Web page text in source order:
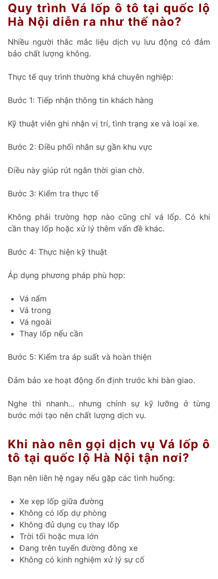
Quy trình Vá lốp ô tô tại quốc lộ
Hà Nội diễn ra như thế nào?
Nhiều người thắc mắc liệu dịch vụ lưu động có đảm
bảo chất lượng không.
Thực tế quy trình thường khá chuyên nghiệp:
Bước 1: Tiếp nhận thông tin khách hàng
Kỹ thuật viên ghi nhận vị trí, tình trạng xe và loại xe.
Bước 2: Điều phối nhân sự gần khu vực
Điều này giúp rút ngắn thời gian chờ.
Bước 3: Kiểm tra thực tế
Không phải trường hợp nào cũng chỉ vá lốp. Có khi
cần thay lốp hoặc xử lý thêm vấn đề khác.
Bước 4: Thực hiện kỹ thuật
Áp dụng phương pháp phù hợp:
Vá nấm
Vá trong
Vá ngoài
Thay lốp nếu cần
Bước 5: Kiểm tra áp suất và hoàn thiện
Đảm bảo xe hoạt động ổn định trước khi bàn giao.
Nghe thì nhanh… nhưng chính sự kỹ lưỡng ở từng
bước mới tạo nên chất lượng dịch vụ.
Khi nào nên gọi dịch vụ Vá lốp ô
tô tại quốc lộ Hà Nội tận nơi?
Bạn nên liên hệ ngay nếu gặp các tình huống:
Xe xẹp lốp giữa đường
Không có lốp dự phòng
Không đủ dụng cụ thay lốp
Trời tối hoặc mưa lớn
Đang trên tuyến đường đông xe
Không có kinh nghiệm xử lý sự cố